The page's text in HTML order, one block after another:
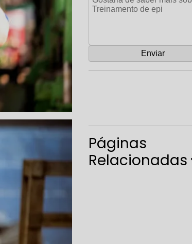
Páginas
Relacionadas